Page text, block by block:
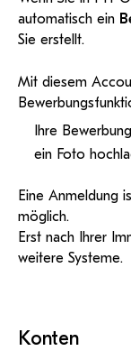
automatisch ein
Sie erstellt.
Mit diesem
Ihre
ein Foto
Eine Anmeldung
möglich.
Erst nach Ihrer
weitere Systeme.
Konten
recherchierte
Dokumentationen
öffentlich-
wissenschaftlichen
Anleitung
Konto
Web-basiertes Tool
sicheren Versand
ServiceWebHilfe
BA/MA Anträge,
…
Support-Webadmin
Hilfe & Support
die persönliche
angegebenen
Service
Ideen und
Login